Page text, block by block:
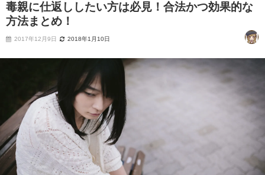
毒親に仕返ししたい方は必見！合法かつ効果的な
方法まとめ！
2017年12月9日 2018年1月10日